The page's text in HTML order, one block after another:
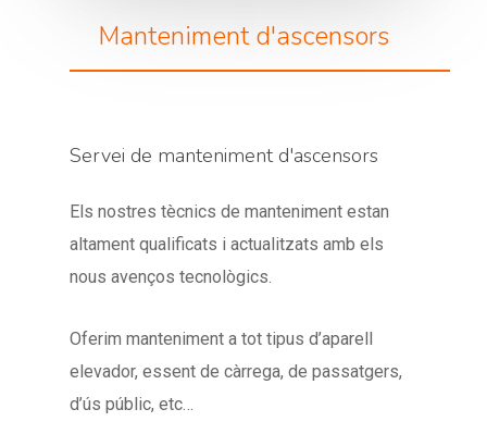
Manteniment d'ascensors
Servei de manteniment d'ascensors
Els nostres tècnics de manteniment estan
altament qualificats i actualitzats amb els
nous avenços tecnològics.
Oferim manteniment a tot tipus d’aparell
elevador, essent de càrrega, de passatgers,
d’ús públic, etc…